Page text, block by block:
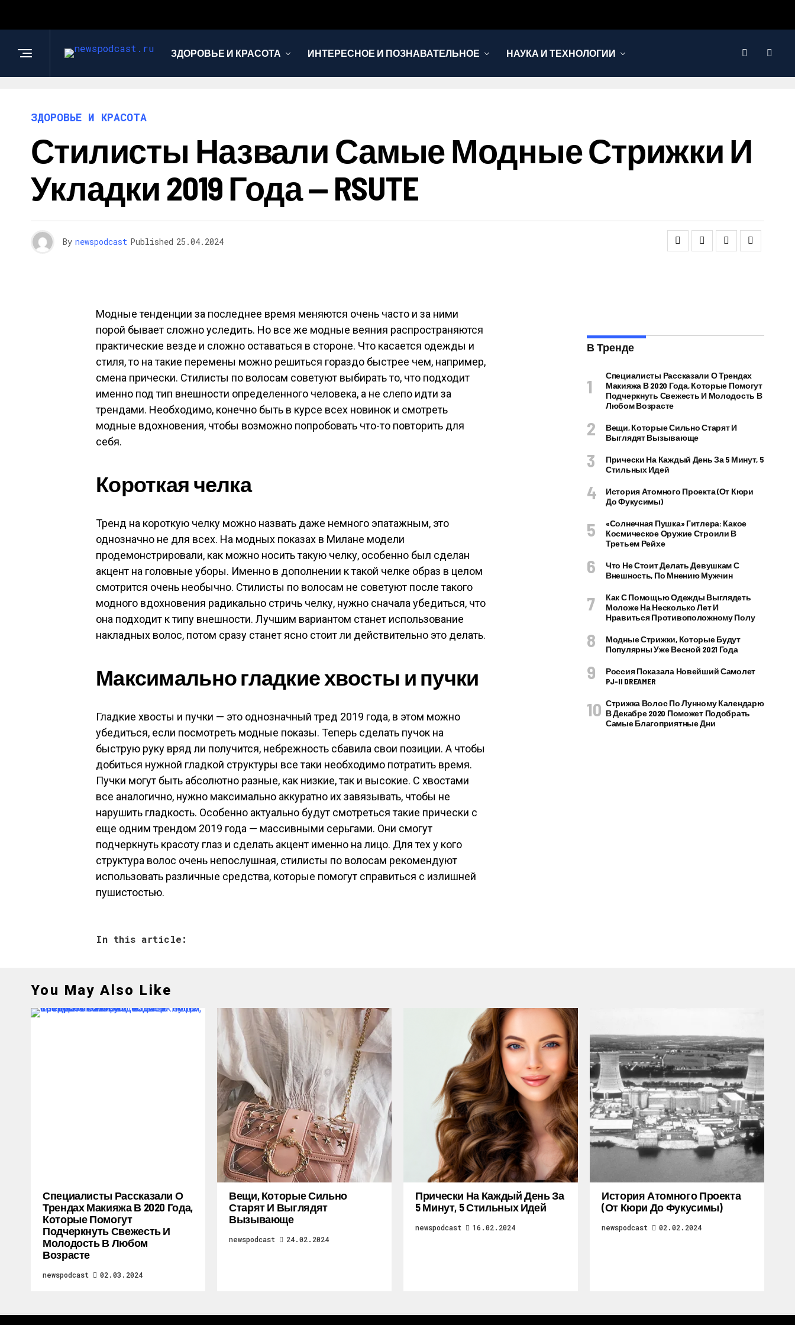
ЗДОРОВЬЕ И КРАСОТА ИНТЕРЕСНОЕ И ПОЗНАВАТЕЛЬНОЕ НАУКА И ТЕХНОЛОГИИ
ЗДОРОВЬЕ И КРАСОТА
Стилисты Назвали Самые Модные Стрижки И
Укладки 2019 Года — RSUTE
By newspodcast Published 25.04.2024
Модные тенденции за последнее время меняются очень часто и за ними
порой бывает сложно уследить. Но все же модные веяния распространяются
практические везде и сложно оставаться в стороне. Что касается одежды и
стиля, то на такие перемены можно решиться гораздо быстрее чем, например,
смена прически. Стилисты по волосам советуют выбирать то, что подходит
именно под тип внешности определенного человека, а не слепо идти за
трендами. Необходимо, конечно быть в курсе всех новинок и смотреть
модные вдохновения, чтобы возможно попробовать что-то повторить для
себя.
Короткая челка
Тренд на короткую челку можно назвать даже немного эпатажным, это
однозначно не для всех. На модных показах в Милане модели
продемонстрировали, как можно носить такую челку, особенно был сделан
акцент на головные уборы. Именно в дополнении к такой челке образ в целом
смотрится очень необычно. Стилисты по волосам не советуют после такого
модного вдохновения радикально стричь челку, нужно сначала убедиться, что
она подходит к типу внешности. Лучшим вариантом станет использование
накладных волос, потом сразу станет ясно стоит ли действительно это делать.
Максимально гладкие хвосты и пучки
Гладкие хвосты и пучки — это однозначный тред 2019 года, в этом можно
убедиться, если посмотреть модные показы. Теперь сделать пучок на
быструю руку вряд ли получится, небрежность сбавила свои позиции. А чтобы
добиться нужной гладкой структуры все таки необходимо потратить время.
Пучки могут быть абсолютно разные, как низкие, так и высокие. С хвостами
все аналогично, нужно максимально аккуратно их завязывать, чтобы не
нарушить гладкость. Особенно актуально будут смотреться такие прически с
еще одним трендом 2019 года — массивными серьгами. Они смогут
подчеркнуть красоту глаз и сделать акцент именно на лицо. Для тех у кого
структура волос очень непослушная, стилисты по волосам рекомендуют
использовать различные средства, которые помогут справиться с излишней
пушистостью.
In this article:
В Тренде
Специалисты Рассказали О Трендах
Макияжа В 2020 Года, Которые Помогут
Подчеркнуть Свежесть И Молодость В
Любом Возрасте
Вещи, Которые Сильно Старят И
Выглядят Вызывающе
Прически На Каждый День За 5 Минут, 5
Стильных Идей
История Атомного Проекта (от Кюри
До Фукусимы)
«Солнечная Пушка» Гитлера: Какое
Космическое Оружие Строили В
Третьем Рейхе
Что Не Стоит Делать Девушкам С
Внешность, По Мнению Мужчин
Как С Помощью Одежды Выглядеть
Моложе На Несколько Лет И
Нравиться Противоположному Полу
Модные Стрижки, Которые Будут
Популярны Уже Весной 2021 Года
Россия Показала Новейший Самолет
PJ–II DREAMER
Стрижка Волос По Лунному Календарю
В Декабре 2020 Поможет Подобрать
Самые Благоприятные Дни
You May Also Like
Специалисты Рассказали О
Трендах Макияжа В 2020 Года,
Которые Помогут
Подчеркнуть Свежесть И
Молодость В Любом
Возрасте
newspodcast 02.03.2024
Вещи, Которые Сильно
Старят И Выглядят
Вызывающе
newspodcast 24.02.2024
Прически На Каждый День За
5 Минут, 5 Стильных Идей
newspodcast 16.02.2024
История Атомного Проекта
(от Кюри До Фукусимы)
newspodcast 02.02.2024